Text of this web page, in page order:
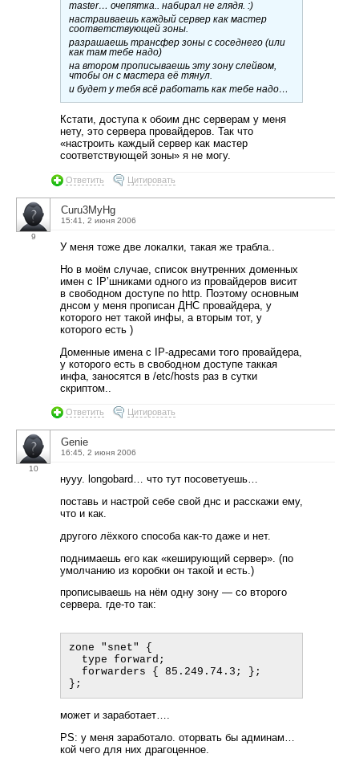
master… очепятка.. набирал не глядя. :)
настраиваешь каждый сервер как мастер
соответствующей зоны.
разрашаешь трансфер зоны с соседнего (или
как там тебе надо)
на втором прописываешь эту зону слейвом,
чтобы он с мастера её тянул.
и будет у тебя всё работать как тебе надо…
Кстати, доступа к обоим днс серверам у меня
нету, это сервера провайдеров. Так что
«настроить каждый сервер как мастер
соответствующей зоны» я не могу.
Ответить Цитировать
9
Curu3MyHg
15:41, 2 июня 2006
У меня тоже две локалки, такая же трабла..
Но в моём случае, список внутренних доменных
имен с IP’шниками одного из провайдеров висит
в свободном доступе по http. Поэтому основным
днсом у меня прописан ДНС провайдера, у
которого нет такой инфы, а вторым тот, у
которого есть )
Доменные имена с IP-адресами того провайдера,
у которого есть в свободном доступе таккая
инфа, заносятся в /etc/hosts раз в сутки
скриптом..
Ответить Цитировать
10
Genie
16:45, 2 июня 2006
нууу. longobard… что тут посоветуешь…
поставь и настрой себе свой днс и расскажи ему,
что и как.
другого лёхкого способа как-то даже и нет.
поднимаешь его как «кеширующий сервер». (по
умолчанию из коробки он такой и есть.)
прописываешь на нём одну зону — со второго
сервера. где-то так:
zone "snet" {
может и заработает….
PS: у меня заработало. оторвать бы админам…
кой чего для них драгоценное.